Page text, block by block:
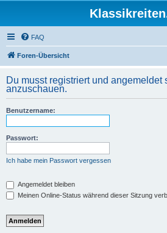
FAQ
Foren-Übersicht
Du musst registriert und angemeldet
anzuschauen.
Benutzername:
Passwort:
Ich habe mein Passwort vergessen
Angemeldet bleiben
Meinen Online-Status während dieser Sitzung